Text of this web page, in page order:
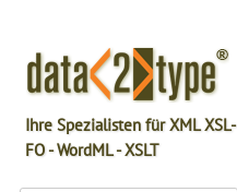
Ihre Spezialisten für XML XSL-
FO - WordML - XSLT